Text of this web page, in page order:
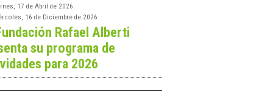
17 de Abril de 2026
16 de Diciembre de 2026
Rafael Alberti
su programa de
para 2026